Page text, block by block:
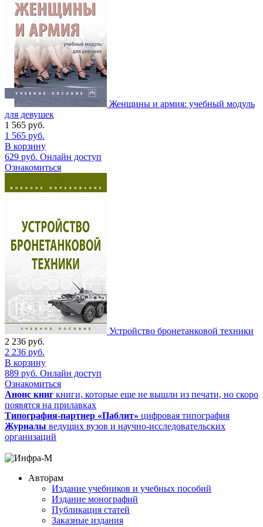
Женщины и армия: учебный модуль
для девушек
1 565 руб.
1 565 руб.
В корзину
629 руб. Онлайн доступ
Ознакомиться
Устройство бронетанковой техники
2 236 руб.
2 236 руб.
В корзину
889 руб. Онлайн доступ
Ознакомиться
Анонс книг книги, которые еще не вышли из печати, но скоро
появятся на прилавках
Типография-партнер «Паблит» цифровая типография
Журналы ведущих вузов и научно-исследовательских
организаций
Авторам
Издание учебников и учебных пособий
Издание монографий
Публикация статей
Заказные издания